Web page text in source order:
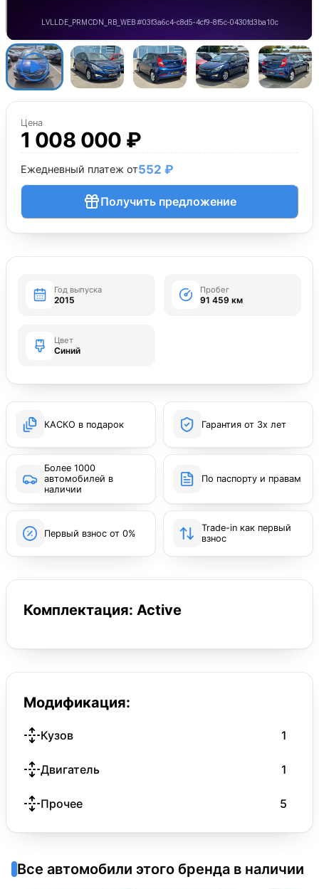
Цена
1 008 000 ₽
Ежедневный платеж от552 ₽
Получить предложение
Год выпуска
2015
Пробег
91 459 км
Цвет
Синий
КАСКО в подарок Гарантия от 3х лет
Более 1000
автомобилей в
наличии
По паспорту и правам
Первый взнос от 0%
Trade-in как первый
взнос
Комплектация: Active
Модификация:
Кузов 1
Двигатель 1
Прочее 5
Все автомобили этого бренда в наличии